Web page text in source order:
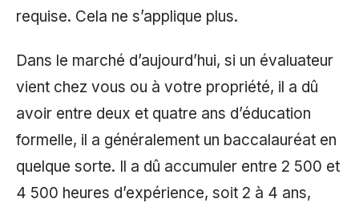
requise. Cela ne s’applique plus.
Dans le marché d’aujourd’hui, si un évaluateur
vient chez vous ou à votre propriété, il a dû
avoir entre deux et quatre ans d’éducation
formelle, il a généralement un baccalauréat en
quelque sorte. Il a dû accumuler entre 2 500 et
4 500 heures d’expérience, soit 2 à 4 ans,